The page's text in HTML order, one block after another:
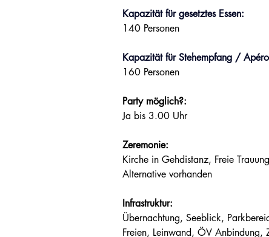
Kapazität für gesetztes Essen:
140 Personen
Kapazität für Stehempfang /
160 Personen
Party möglich?:
Ja bis 3.00 Uhr
Zeremonie:
Kirche in Gehdistanz, Freie
Alternative vorhanden
Infrastruktur:
Übernachtung, Seeblick,
Freien, Leinwand, ÖV Anbindung,